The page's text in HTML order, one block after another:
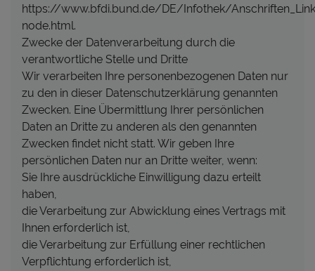
https://www.bfdi.bund.de/DE/Infothek/
node.html.
Zwecke der Datenverarbeitung durch die
verantwortliche Stelle und Dritte
Wir verarbeiten Ihre personenbezogenen Daten nur
zu den in dieser Datenschutzerklärung genannten
Zwecken. Eine Übermittlung Ihrer persönlichen
Daten an Dritte zu anderen als den genannten
Zwecken findet nicht statt. Wir geben Ihre
persönlichen Daten nur an Dritte weiter, wenn:
Sie Ihre ausdrückliche Einwilligung dazu erteilt
haben,
die Verarbeitung zur Abwicklung eines Vertrags mit
Ihnen erforderlich ist,
die Verarbeitung zur Erfüllung einer rechtlichen
Verpflichtung erforderlich ist,